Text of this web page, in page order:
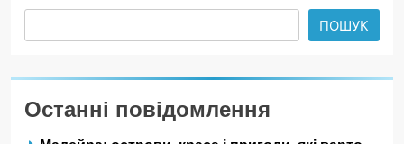
ПОШУК
Останні повідомлення